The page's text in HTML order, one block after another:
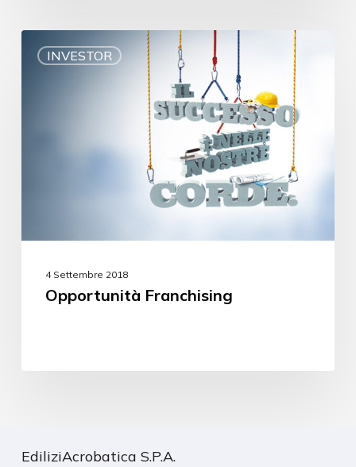
INVESTOR
4 Settembre 2018
Opportunità Franchising
EdiliziAcrobatica S.P.A.